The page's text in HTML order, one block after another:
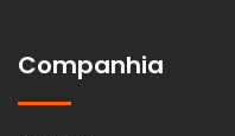
Companhia